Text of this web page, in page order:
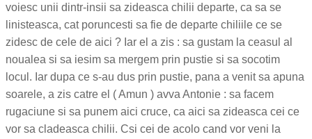
voiesc unii dintr-insii sa zideasca chilii departe, ca sa se
linisteasca, cat poruncesti sa fie de departe chiliile ce se
zidesc de cele de aici ? Iar el a zis : sa gustam la ceasul al
noualea si sa iesim sa mergem prin pustie si sa socotim
locul. Iar dupa ce s-au dus prin pustie, pana a venit sa apuna
soarele, a zis catre el ( Amun ) avva Antonie : sa facem
rugaciune si sa punem aici cruce, ca aici sa zideasca cei ce
vor sa cladeasca chilii. Csi cei de acolo cand vor veni la